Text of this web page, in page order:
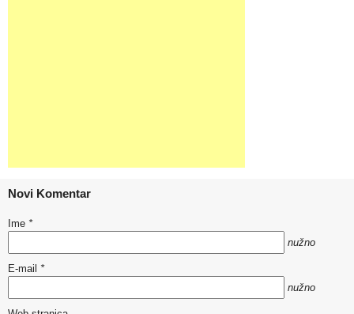
Novi Komentar
Ime *
nužno
E-mail *
nužno